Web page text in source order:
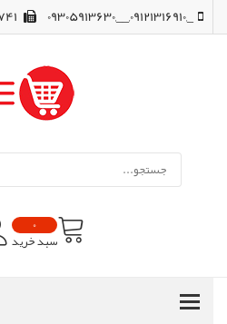
_,09121316910,__,09305913630
0
سبد خرید